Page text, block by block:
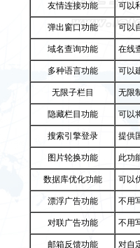
友情连接功能 可以
弹出窗口功能 可以
域名查询功能 在线
多种语言功能 可以
无限子栏目 无限
隐藏栏目功能 可以
搜索引擎登录 提供
图片轮换功能 此功
数据库优化功能 可以
漂浮广告功能 不用
对联广告功能 不用
邮箱反馈功能 对自